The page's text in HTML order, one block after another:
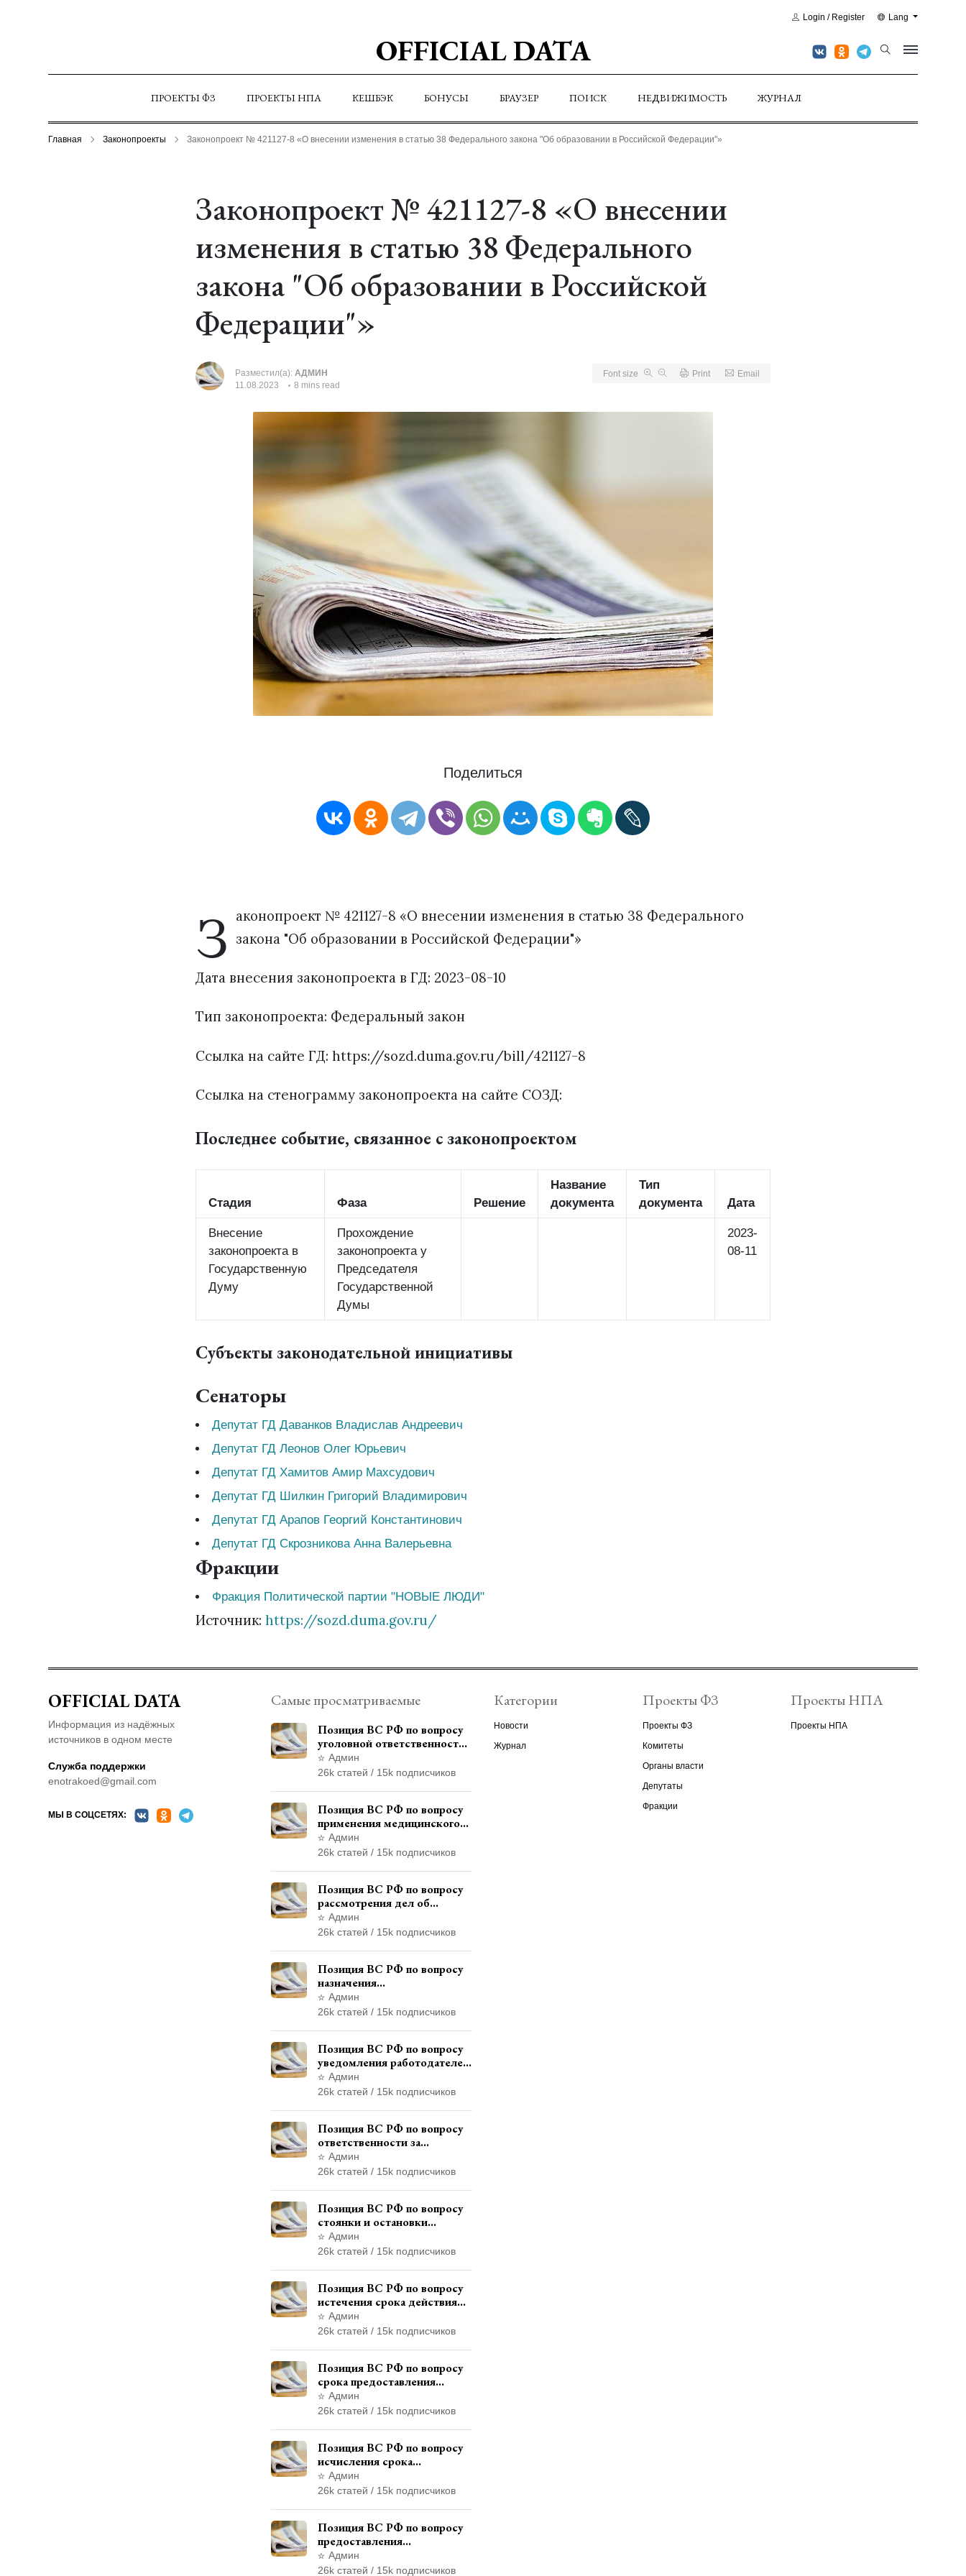
Login / Register Lang
OFFICIAL DATA
ПРОЕКТЫ ФЗ ПРОЕКТЫ НПА КЕШБЭК БОНУСЫ БРАУЗЕР ПОИСК НЕДВИЖИМОСТЬ ЖУРНАЛ
Главная Законопроекты Законопроект № 421127-8 «О внесении изменения в статью 38 Федерального закона "Об образовании в Российской Федерации"»
Законопроект № 421127-8 «О внесении
изменения в статью 38 Федерального
закона "Об образовании в Российской
Федерации"»
Разместил(а): АДМИН
11.08.2023
8 mins read
Font size Print Email
Поделиться
З аконопроект № 421127-8 «О внесении изменения в статью 38 Федерального
закона "Об образовании в Российской Федерации"»
Дата внесения законопроекта в ГД: 2023-08-10
Тип законопроекта: Федеральный закон
Ссылка на сайте ГД: https://sozd.duma.gov.ru/bill/421127-8
Ссылка на стенограмму законопроекта на сайте СОЗД:
Последнее событие, связанное с законопроектом
Стадия Фаза Решение
Название
документа
Тип
документа
Дата
Внесение
законопроекта в
Государственную
Думу
Прохождение
законопроекта у
Председателя
Государственной
Думы
2023-
08-11
Субъекты законодательной инициативы
Сенаторы
Депутат ГД Даванков Владислав Андреевич
Депутат ГД Леонов Олег Юрьевич
Депутат ГД Хамитов Амир Махсудович
Депутат ГД Шилкин Григорий Владимирович
Депутат ГД Арапов Георгий Константинович
Депутат ГД Скрозникова Анна Валерьевна
Фракции
Фракция Политической партии "НОВЫЕ ЛЮДИ"
Источник: https://sozd.duma.gov.ru/
OFFICIAL DATA
Информация из надёжных
источников в одном месте
Служба поддержки
enotrakoed@gmail.com
МЫ В СОЦСЕТЯХ:
Самые просматриваемые
Позиция ВС РФ по вопросу
уголовной ответственности
за участие в
террористической
Админ
26k статей / 15k подписчиков
Позиция ВС РФ по вопросу
применения медицинского
освидетельствования
военнослужащих при
Админ
26k статей / 15k подписчиков
Позиция ВС РФ по вопросу
рассмотрения дел об
административных
правонарушениях по месту
ответственности
Админ
26k статей / 15k подписчиков
Позиция ВС РФ по вопросу
назначения
административного
наказания в виде лишения
Админ
26k статей / 15k подписчиков
Позиция ВС РФ по вопросу
уведомления работодателем
о заключении трудового
договора с бывшим
Админ
26k статей / 15k подписчиков
Позиция ВС РФ по вопросу
ответственности за
непредоставление
документов при проведении
Админ
26k статей / 15k подписчиков
Позиция ВС РФ по вопросу
стоянки и остановки
транспортного средства на
тротуаре и квалификации
Админ
26k статей / 15k подписчиков
Позиция ВС РФ по вопросу
истечения срока действия
транзитных знаков
иностранного государства и
правонарушения
Админ
26k статей / 15k подписчиков
Позиция ВС РФ по вопросу
срока предоставления
итогового финансового
отчета кандидатом в
выборах
Админ
26k статей / 15k подписчиков
Позиция ВС РФ по вопросу
исчисления срока
административного надзора
при назначении
свободы
Админ
26k статей / 15k подписчиков
Позиция ВС РФ по вопросу
предоставления
страховщикам копий
документов дела об
Админ
26k статей / 15k подписчиков
Категории
Новости
Журнал
Проекты ФЗ
Проекты ФЗ
Комитеты
Органы власти
Депутаты
Фракции
Проекты НПА
Проекты НПА